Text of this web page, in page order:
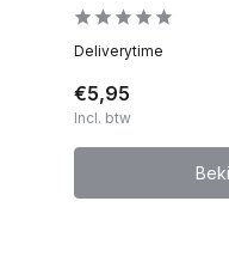
Deliverytime
€5,95
Incl. btw